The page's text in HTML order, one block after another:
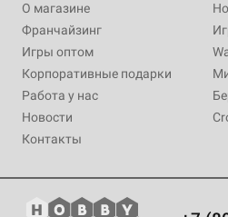
О магазине
Франчайзинг
Игры оптом
Корпоративные подарки
Работа у нас
Новости
Контакты